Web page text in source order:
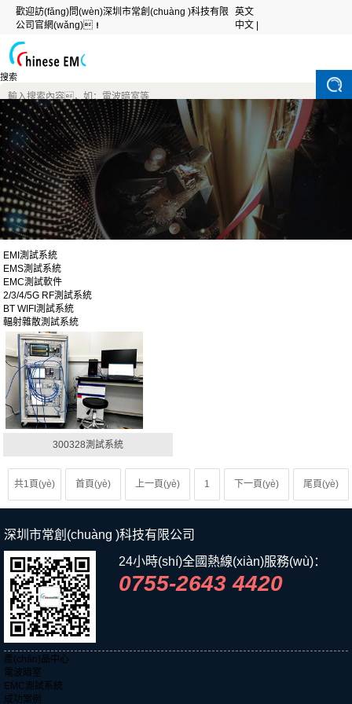
歡迎訪(fǎng)問(wèn)深圳市常創(chuàng )科技有限
公司官網(wǎng)！
英文
中文 |
搜索
EMI測試系統
EMS測試系統
EMC測試軟件
2/3/4/5G RF測試系統
BT WIFI測試系統
輻射雜散測試系統
300328測試系統
共1頁(yè) 首頁(yè) 上一頁(yè) 1 下一頁(yè) 尾頁(yè)
深圳市常創(chuàng )科技有限公司
24小時(shí)全國熱線(xiàn)服務(wù)：
0755-2643 4420
產(chǎn)品中心
電波暗室
EMC測試系統
成功案例